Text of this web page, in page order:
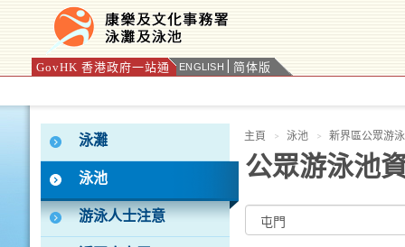
GovHK 香港政府一站通 ENGLISH 简体版
按“Tab”進入菜單
泳灘
泳池
游泳人士注意
主頁 泳池 新界區公眾游
公眾游泳池